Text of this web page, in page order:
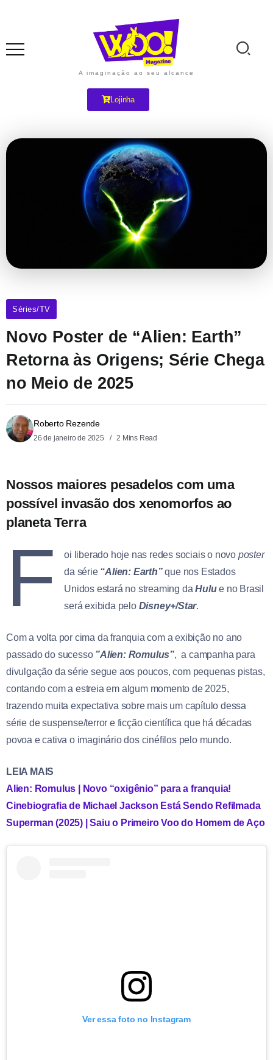
A imaginação ao seu alcance
Lojinha
Séries/TV
Novo Poster de “Alien: Earth”
Retorna às Origens; Série Chega
no Meio de 2025
Roberto Rezende
26 de janeiro de 2025 2 Mins Read
Nossos maiores pesadelos com uma
possível invasão dos xenomorfos ao
planeta Terra
F oi liberado hoje nas redes sociais o novo poster
da série “Alien: Earth”que nos Estados
Unidos estará no streaming daHulue no Brasil
será exibida pelo Disney+/Star.
Com a volta por cima da franquia com a exibição no ano
passado do sucesso ”Alien: Romulus”, a campanha para
divulgação da série segue aos poucos, com pequenas pistas,
contando com a estreia em algum momento de 2025,
trazendo muita expectativa sobre mais um capítulo dessa
série de suspense/terror e ficção científica que há décadas
povoa e cativa o imaginário dos cinéfilos pelo mundo.
LEIA MAIS
Alien: Romulus | Novo “oxigênio” para a franquia!
Cinebiografia de Michael Jackson Está Sendo Refilmada
Superman (2025) | Saiu o Primeiro Voo do Homem de Aço
Ver essa foto no Instagram